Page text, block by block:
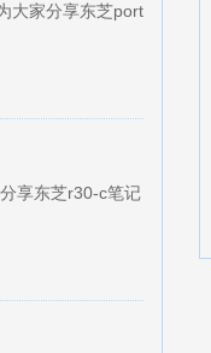
大家分享东芝port
享东芝r30-c笔记